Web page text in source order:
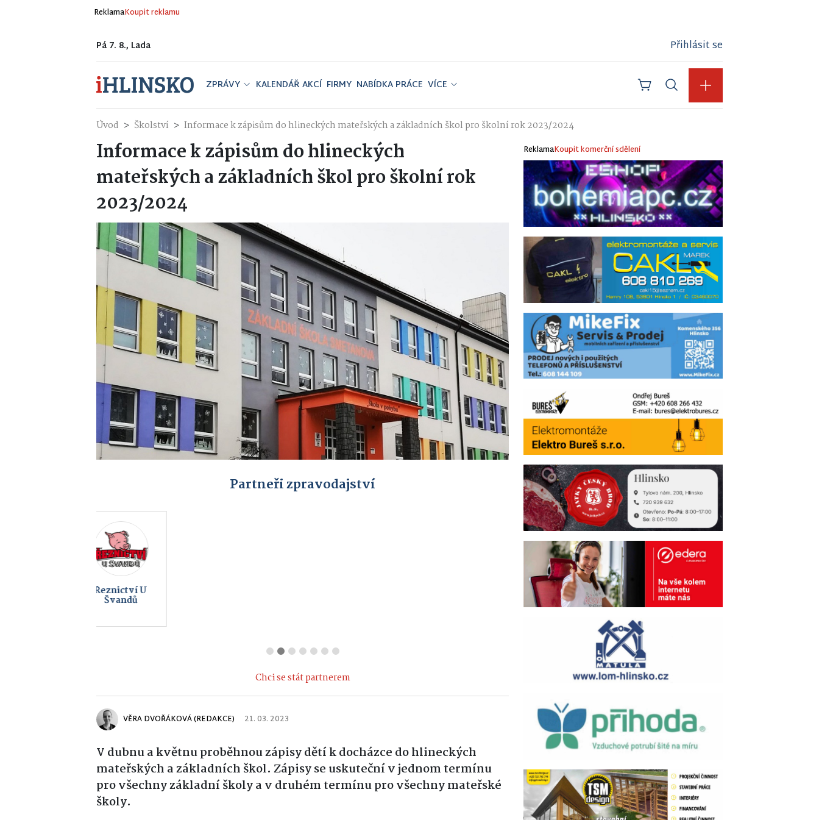
ReklamaKoupit reklamu
Pá 7. 8., Lada Přihlásit se
ZPRÁVY KALENDÁŘ AKCÍ FIRMY NABÍDKA PRÁCE VÍCE
Úvod Školství Informace k zápisům do hlineckých mateřských a základních škol pro školní rok 2023/2024
Informace k zápisům do hlineckých
mateřských a základních škol pro školní rok
2023/2024
Partneři zpravodajství
Backer Elektro
CZ a.s., Backer
Chci se stát partnerem
VĚRA DVOŘÁKOVÁ (REDAKCE) 21. 03. 2023
V dubnu a květnu proběhnou zápisy dětí k docházce do hlineckých
mateřských a základních škol. Zápisy se uskuteční v jednom termínu
pro všechny základní školy a v druhém termínu pro všechny mateřské
školy.
ReklamaKoupit komerční sdělení